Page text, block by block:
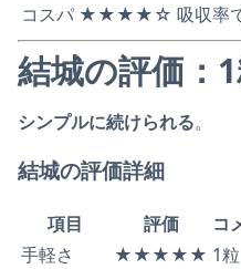
コスパ ★★★★☆ 吸収率
結城の評価：
シンプルに続けられる。
結城の評価詳細
項目 評価
コ
手軽さ
★★★★★ 1粒